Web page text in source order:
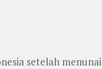
setelah